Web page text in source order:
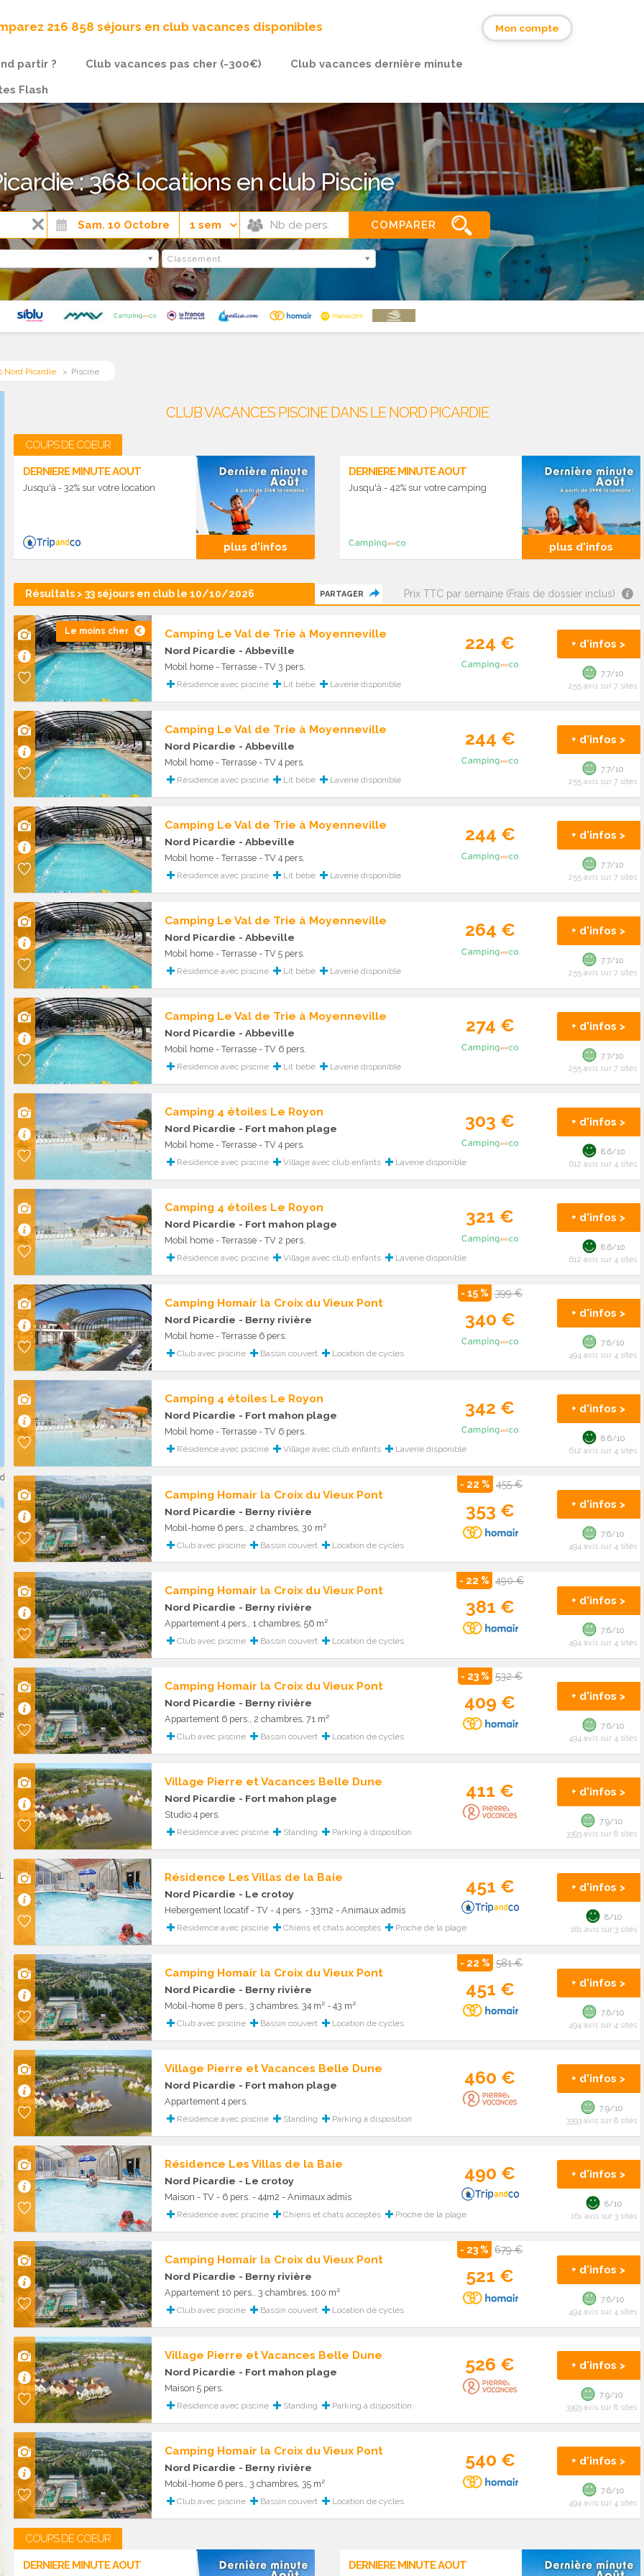
216 858 séjours en club vacances disponibles Mon compte
partir ? Club vacances pas cher (-300€)
Club vacances dernière minute
Flash
: 368 locations en club Piscine
COMPARER
Classement
Nord Picardie Piscine
CLUB VACANCES PISCINE DANS LE NORD PICARDIE
COUPS DE COEUR
DERNIERE MINUTE AOUT
Jusqu'à - 32% sur votre location
plus d'infos
DERNIERE MINUTE AOUT
Jusqu'à - 42% sur votre camping
plus d'infos
Résultats > 33 séjours en club le 10/10/2026 PARTAGER Prix TTC par semaine (Frais de dossier inclus)
Le moins cher Camping Le Val de Trie à Moyenneville
Nord Picardie - Abbeville
Mobil home - Terrasse - TV 3 pers.
Résidence avec piscine Lit bébé Laverie disponible
224 € + d'infos >
7.7/10
255 avis sur 7 sites
Camping Le Val de Trie à Moyenneville
Nord Picardie - Abbeville
Mobil home - Terrasse - TV 4 pers.
Résidence avec piscine Lit bébé Laverie disponible
244 € + d'infos >
7.7/10
255 avis sur 7 sites
Camping Le Val de Trie à Moyenneville
Nord Picardie - Abbeville
Mobil home - Terrasse - TV 4 pers.
Résidence avec piscine Lit bébé Laverie disponible
244 € + d'infos >
7.7/10
255 avis sur 7 sites
Camping Le Val de Trie à Moyenneville
Nord Picardie - Abbeville
Mobil home - Terrasse - TV 5 pers.
Résidence avec piscine Lit bébé Laverie disponible
264 € + d'infos >
7.7/10
255 avis sur 7 sites
Camping Le Val de Trie à Moyenneville
Nord Picardie - Abbeville
Mobil home - Terrasse - TV 6 pers.
Résidence avec piscine Lit bébé Laverie disponible
274 € + d'infos >
7.7/10
255 avis sur 7 sites
Camping 4 étoiles Le Royon
Nord Picardie - Fort mahon plage
Mobil home - Terrasse - TV 4 pers.
Résidence avec piscine Village avec club enfants Laverie disponible
303 € + d'infos >
8.6/10
612 avis sur 4 sites
Camping 4 étoiles Le Royon
Nord Picardie - Fort mahon plage
Mobil home - Terrasse - TV 2 pers.
Résidence avec piscine Village avec club enfants Laverie disponible
321 € + d'infos >
8.6/10
612 avis sur 4 sites
Camping Homair la Croix du Vieux Pont
Nord Picardie - Berny rivière
Mobil home - Terrasse 6 pers.
Club avec piscine Bassin couvert Location de cycles
- 15 % 399 €
340 € + d'infos >
7.6/10
494 avis sur 4 sites
Camping 4 étoiles Le Royon
Nord Picardie - Fort mahon plage
Mobil home - Terrasse - TV 6 pers.
Résidence avec piscine Village avec club enfants Laverie disponible
342 € + d'infos >
8.6/10
612 avis sur 4 sites
Camping Homair la Croix du Vieux Pont
Nord Picardie - Berny rivière
Mobil-home 6 pers., 2 chambres, 30 m²
Club avec piscine Bassin couvert Location de cycles
- 22 % 455 €
353 € + d'infos >
7.6/10
494 avis sur 4 sites
Camping Homair la Croix du Vieux Pont
Nord Picardie - Berny rivière
Appartement 4 pers., 1 chambres, 56 m²
Club avec piscine Bassin couvert Location de cycles
- 22 % 490 €
381 € + d'infos >
7.6/10
494 avis sur 4 sites
Camping Homair la Croix du Vieux Pont
Nord Picardie - Berny rivière
Appartement 6 pers., 2 chambres, 71 m²
Club avec piscine Bassin couvert Location de cycles
- 23 % 532 €
409 € + d'infos >
7.6/10
494 avis sur 4 sites
Village Pierre et Vacances Belle Dune
Nord Picardie - Fort mahon plage
Studio 4 pers.
Résidence avec piscine Standing Parking à disposition
411 € + d'infos >
7.9/10
3393 avis sur 8 sites
Résidence Les Villas de la Baie
Nord Picardie - Le crotoy
Hebergement locatif - TV - 4 pers. - 33m2 - Animaux admis
Résidence avec piscine Chiens et chats acceptés Proche de la plage
451 € + d'infos >
8/10
161 avis sur 3 sites
Camping Homair la Croix du Vieux Pont
Nord Picardie - Berny rivière
Mobil-home 8 pers., 3 chambres, 34 m² - 43 m²
Club avec piscine Bassin couvert Location de cycles
- 22 % 581 €
451 € + d'infos >
7.6/10
494 avis sur 4 sites
Village Pierre et Vacances Belle Dune
Nord Picardie - Fort mahon plage
Appartement 4 pers.
Résidence avec piscine Standing Parking à disposition
460 € + d'infos >
7.9/10
3393 avis sur 8 sites
Résidence Les Villas de la Baie
Nord Picardie - Le crotoy
Maison - TV - 6 pers. - 44m2 - Animaux admis
Résidence avec piscine Chiens et chats acceptés Proche de la plage
490 € + d'infos >
8/10
161 avis sur 3 sites
Camping Homair la Croix du Vieux Pont
Nord Picardie - Berny rivière
Appartement 10 pers., 3 chambres, 100 m²
Club avec piscine Bassin couvert Location de cycles
- 23 % 679 €
521 € + d'infos >
7.6/10
494 avis sur 4 sites
Village Pierre et Vacances Belle Dune
Nord Picardie - Fort mahon plage
Maison 5 pers.
Résidence avec piscine Standing Parking à disposition
526 € + d'infos >
7.9/10
3393 avis sur 8 sites
Camping Homair la Croix du Vieux Pont
Nord Picardie - Berny rivière
Mobil-home 6 pers., 3 chambres, 35 m²
Club avec piscine Bassin couvert Location de cycles
540 € + d'infos >
7.6/10
494 avis sur 4 sites
COUPS DE COEUR
DERNIERE MINUTE AOUT DERNIERE MINUTE AOUT